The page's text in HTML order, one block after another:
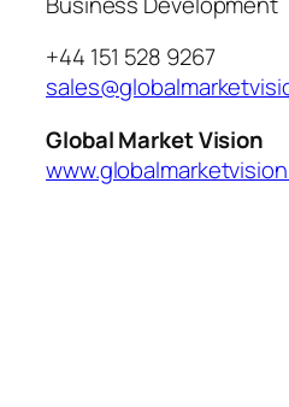
+44 151 528 9267
Global Market Vision